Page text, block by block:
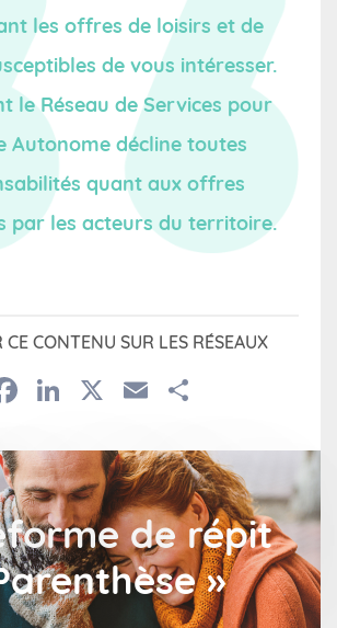
les offres de loisirs et de
de vous intéresser.
le Réseau de Services pour
Autonome décline toutes
quant aux offres
par les acteurs du territoire.
CE CONTENU SUR LES RÉSEAUX
Facebook
LinkedIn
X Email
de répit
»